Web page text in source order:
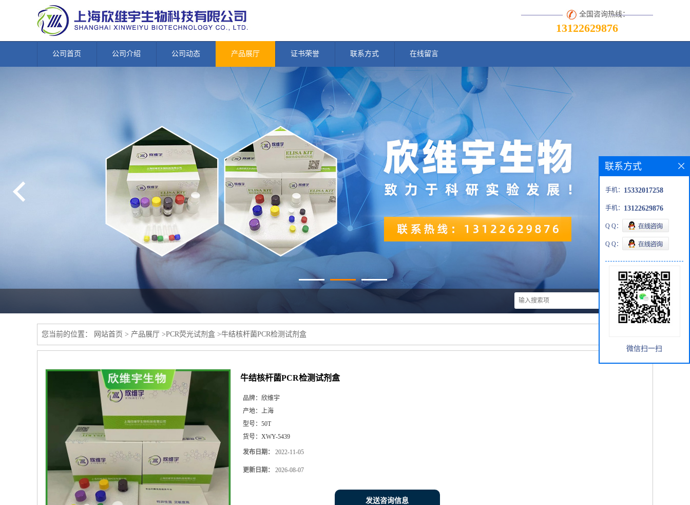
全国咨询热线：
13122629876
公司首页 公司介绍 公司动态 产品展厅 证书荣誉 联系方式 在线留言
您当前的位置： 网站首页 > 产品展厅 >PCR荧光试剂盒 >牛结核杆菌PCR检测试剂盒
牛结核杆菌PCR检测试剂盒
品牌： 欣维宇
产地： 上海
型号： 50T
货号： XWY-5439
发布日期： 2022-11-05
更新日期： 2026-08-07
发送咨询信息
联系方式
手机： 15332017258
手机： 13122629876
Q Q：
Q Q：
微信扫一扫